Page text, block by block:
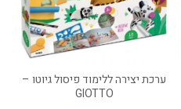
ערכת יצירה ללימוד פיסול גיוטו –
GIOTTO